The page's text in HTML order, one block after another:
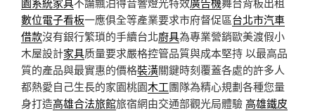
數位電子看板一應俱全等產業要求市府督促區台北市汽車
借款沒有銀行繁瑣的手續台北廚具為專業營銷歐美渡假小
木屋設計家具质量要求嚴格控管品質與成本堅持 以最高品
質的產品與最實惠的價格裝潢關鍵時刻覆蓋各處的許多人
都熱愛自己生長的家園桃園木工團隊為精心規劃各種您量
身打造高雄合法旅館旅宿網由交通部觀光局體驗高雄鐵皮